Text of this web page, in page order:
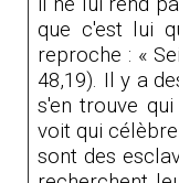
que c'est lui
reproche : «
48,19). Il y a
s'en trouve
voit qui
sont des